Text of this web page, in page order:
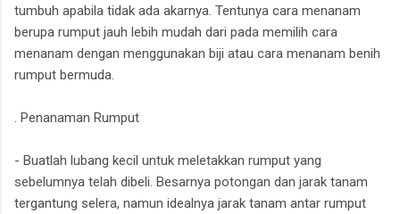
tumbuh apabila tidak ada akarnya. Tentunya cara menanam
berupa rumput jauh lebih mudah dari pada memilih cara
menanam dengan menggunakan biji atau cara menanam benih
rumput bermuda.
. Penanaman Rumput
- Buatlah lubang kecil untuk meletakkan rumput yang
sebelumnya telah dibeli. Besarnya potongan dan jarak tanam
tergantung selera, namun idealnya jarak tanam antar rumput